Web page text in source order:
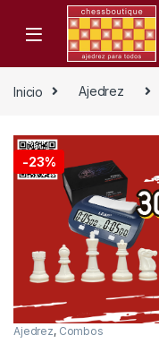
Skip to navigation
Skip to content
Inicio Ajedrez
-23%
Ajedrez, Combos